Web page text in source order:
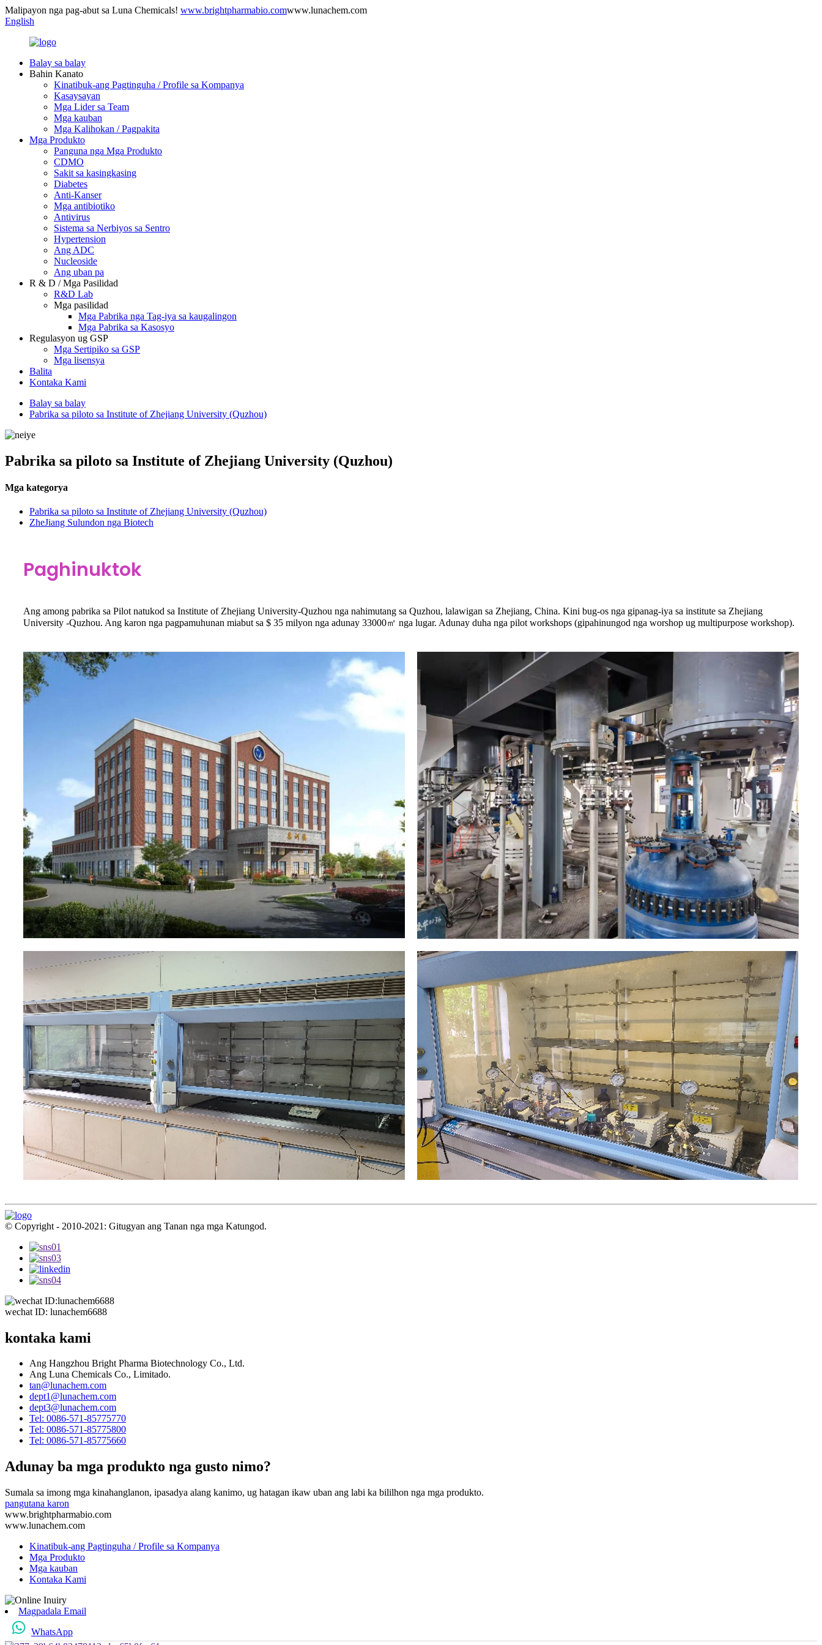
Malipayon nga pag-abut sa Luna Chemicals! www.brightpharmabio.comwww.lunachem.com
English
Balay sa balay
Bahin Kanato
Kinatibuk-ang Pagtinguha / Profile sa Kompanya
Kasaysayan
Mga Lider sa Team
Mga kauban
Mga Kalihokan / Pagpakita
Mga Produkto
Panguna nga Mga Produkto
CDMO
Sakit sa kasingkasing
Diabetes
Anti-Kanser
Mga antibiotiko
Antivirus
Sistema sa Nerbiyos sa Sentro
Hypertension
Ang ADC
Nucleoside
Ang uban pa
R & D / Mga Pasilidad
R&D Lab
Mga pasilidad
Mga Pabrika nga Tag-iya sa kaugalingon
Mga Pabrika sa Kasosyo
Regulasyon ug GSP
Mga Sertipiko sa GSP
Mga lisensya
Balita
Kontaka Kami
Balay sa balay
Pabrika sa piloto sa Institute of Zhejiang University (Quzhou)
Pabrika sa piloto sa Institute of Zhejiang University (Quzhou)
Mga kategorya
Pabrika sa piloto sa Institute of Zhejiang University (Quzhou)
ZheJiang Sulundon nga Biotech
Paghinuktok
Ang among pabrika sa Pilot natukod sa Institute of Zhejiang University-Quzhou nga nahimutang sa Quzhou, lalawigan sa Zhejiang, China. Kini bug-os nga gipanag-iya sa institute sa Zhejiang
University -Quzhou. Ang karon nga pagpamuhunan miabut sa $ 35 milyon nga adunay 33000㎡ nga lugar. Adunay duha nga pilot workshops (gipahinungod nga worshop ug multipurpose workshop).
© Copyright - 2010-2021: Gitugyan ang Tanan nga mga Katungod.
wechat ID: lunachem6688
kontaka kami
Ang Hangzhou Bright Pharma Biotechnology Co., Ltd.
Ang Luna Chemicals Co., Limitado.
tan@lunachem.com
dept1@lunachem.com
dept3@lunachem.com
Tel: 0086-571-85775770
Tel: 0086-571-85775800
Tel: 0086-571-85775660
Adunay ba mga produkto nga gusto nimo?
Sumala sa imong mga kinahanglanon, ipasadya alang kanimo, ug hatagan ikaw uban ang labi ka bililhon nga mga produkto.
pangutana karon
www.brightpharmabio.com
www.lunachem.com
Kinatibuk-ang Pagtinguha / Profile sa Kompanya
Mga Produkto
Mga kauban
Kontaka Kami
Magpadala Email
WhatsApp